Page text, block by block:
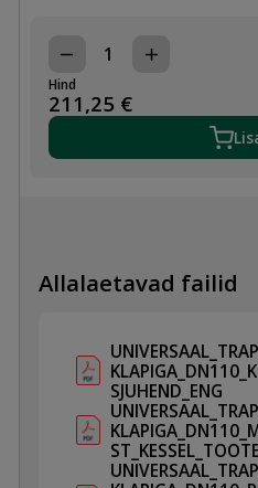
KELDRITRAPP
230x230,
110
HORISONTAALNE
REST
Hind
211,25 €
Allalaetavad failid
SJUHEND_ENG